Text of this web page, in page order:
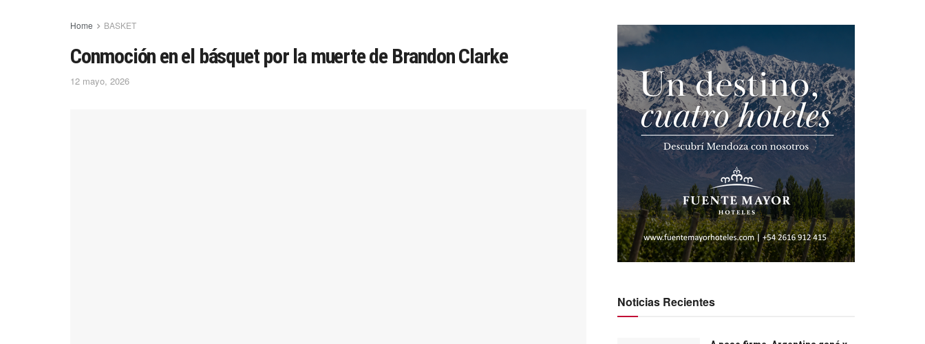
Home BASKET
Conmoción en el básquet por la muerte de Brandon Clarke
12 mayo, 2026
Noticias Recientes